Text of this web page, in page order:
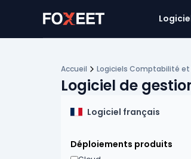
Accueil Logiciels Comptabilité et
Logiciel de
Logiciel français
Déploiements produits